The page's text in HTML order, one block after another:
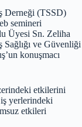
Derneği (TSSD)
semineri
Üyesi Sn. Zeliha
Sağlığı ve Güvenliği
konuşmacı
etkilerini
iş yerlerindeki
etkileri